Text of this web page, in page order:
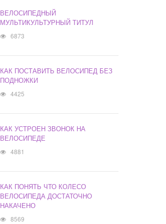
ВЕЛОСИПЕДНЫЙ
МУЛЬТИКУЛЬТУРНЫЙ ТИТУЛ
6873
КАК ПОСТАВИТЬ ВЕЛОСИПЕД БЕЗ
ПОДНОЖКИ
4425
КАК УСТРОЕН ЗВОНОК НА
ВЕЛОСИПЕДЕ
4881
КАК ПОНЯТЬ ЧТО КОЛЕСО
ВЕЛОСИПЕДА ДОСТАТОЧНО
НАКАЧЕНО
8569